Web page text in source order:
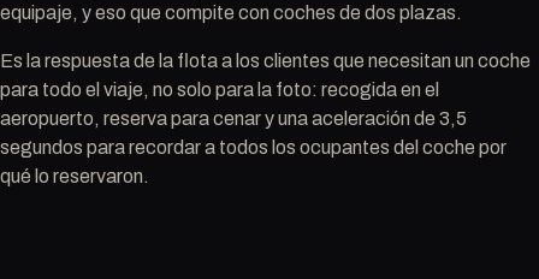
equipaje, y eso que compite con coches de dos plazas.
Es la respuesta de la flota a los clientes que necesitan un coche
para todo el viaje, no solo para la foto: recogida en el
aeropuerto, reserva para cenar y una aceleración de 3,5
segundos para recordar a todos los ocupantes del coche por
qué lo reservaron.